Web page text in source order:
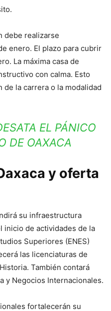
debe realizarse
enero. El plazo para cubrir
La máxima casa de
con calma. Esto
la carrera o la modalidad
EL PÁNICO
DE OAXACA
y oferta
su infraestructura
inicio de actividades de la
Superiores (ENES)
las licenciaturas de
También contará
y Negocios Internacionales.
fortalecerán su